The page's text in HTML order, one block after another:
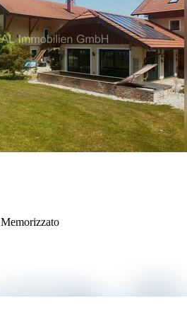
Memorizzato